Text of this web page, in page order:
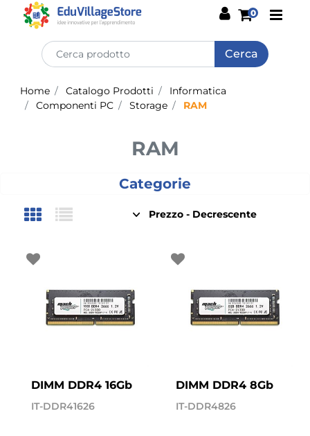
0
Home Catalogo Prodotti
Informatica
Componenti PC
Storage RAM
RAM
Categorie
DIMM DDR4 16Gb
IT-DDR41626
DIMM DDR4 8Gb
IT-DDR4826